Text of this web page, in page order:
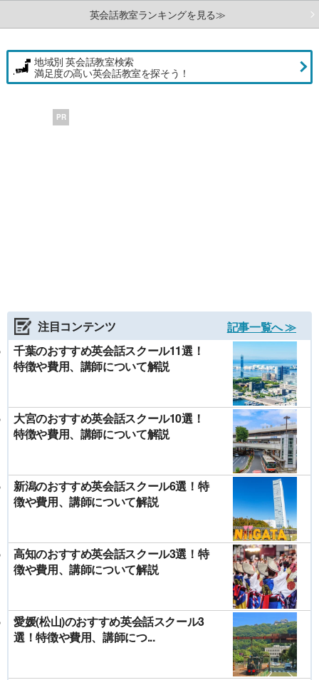
英会話教室ランキングを見る≫
地域別 英会話教室検索
満足度の高い英会話教室を探そう！
PR
注目コンテンツ
記事一覧へ ≫
千葉のおすすめ英会話スクール11選！
特徴や費用、講師について解説
大宮のおすすめ英会話スクール10選！
特徴や費用、講師について解説
新潟のおすすめ英会話スクール6選！特
徴や費用、講師について解説
高知のおすすめ英会話スクール3選！特
徴や費用、講師について解説
愛媛(松山)のおすすめ英会話スクール3
選！特徴や費用、講師につ...